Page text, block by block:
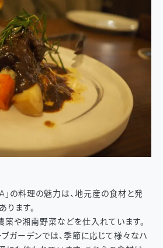
」の料理の魅力は、地元産の食材と発
ます。
や湘南野菜などを仕入れています。
ガーデンでは、季節に応じて様々なハ